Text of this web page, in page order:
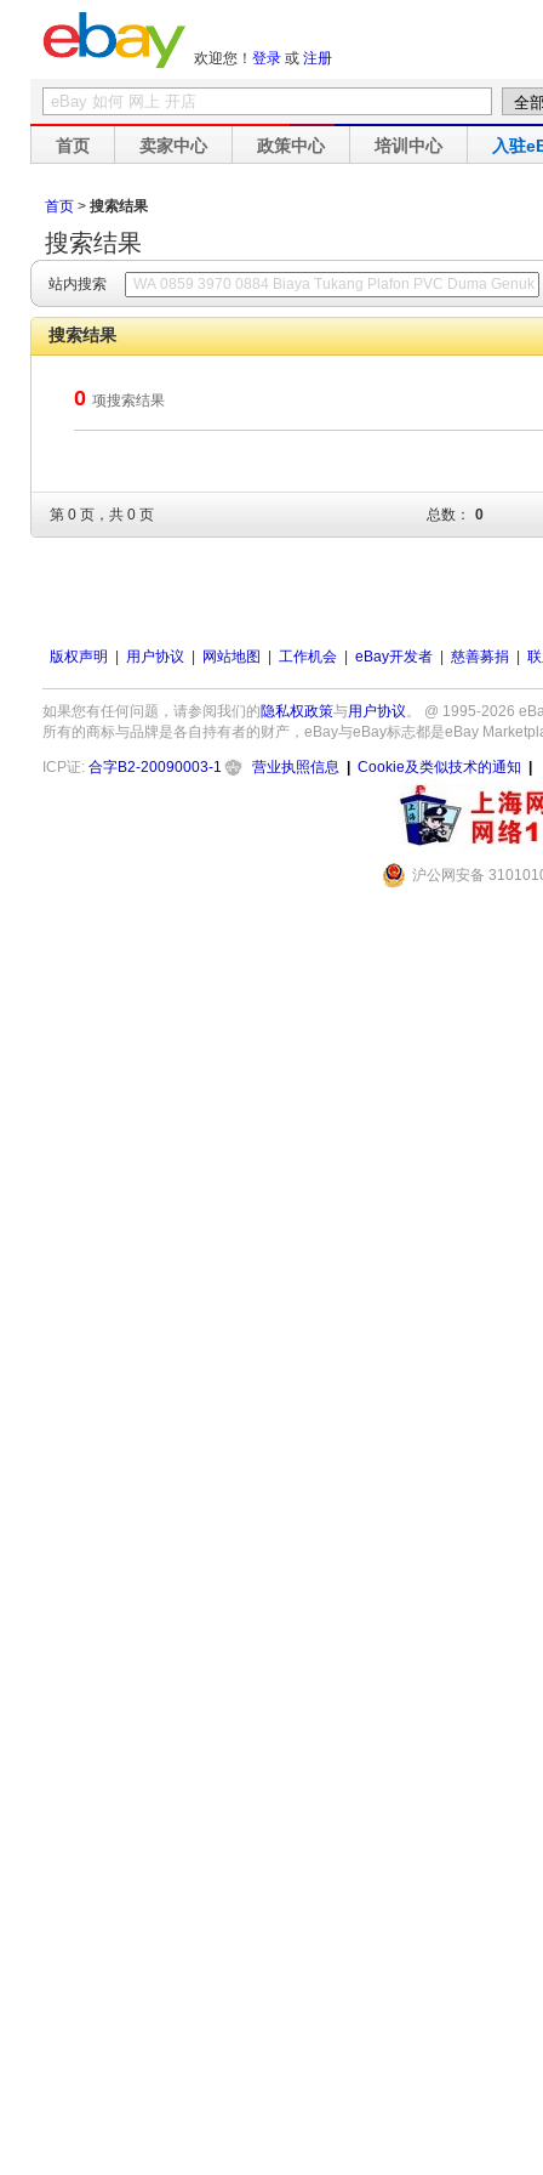
欢迎您！ 登录 或 注册
首页 卖家中心 政策中心 培训中心 入驻
首页 > 搜索结果
搜索结果
站内搜索
搜索结果
0 项搜索结果
第 0 页，共 0 页 总数： 0
版权声明 用户协议 网站地图 工作机会 eBay开发者 慈善募捐
如果您有任何问题，请参阅我们的隐私权政策与用户协议。 @ 1995-2026
所有的商标与品牌是各自持有者的财产，eBay与eBay标志都是eBay
ICP证: 合字B2-20090003-1 营业执照信息 Cookie及类似技术的通知
沪公网安备